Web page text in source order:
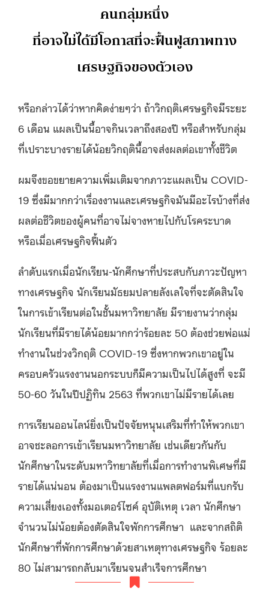
คนกลุ่มหนึ่ง
ที่อาจไม่ได้มีโอกาสที่จะฟื้นฟูสภาพทาง
เศรษฐกิจของตัวเอง
หรือกล่าวได้ว่าหากคิดง่ายๆว่า ถ้าวิกฤติเศรษฐกิจมีระยะ
6 เดือน แผลเป็นนี้อาจกินเวลาถึงสองปี หรือสำหรับกลุ่ม
ที่เปราะบางรายได้น้อยวิกฤตินี้อาจส่งผลต่อเขาทั้งชีวิต
ผมจึงขอขยายความเพิ่มเติมจากภาวะแผลเป็น COVID-
19 ซึ่งมีมากกว่าเรื่องงานและเศรษฐกิจมันมีอะไรบ้างที่ส่ง
ผลต่อชีวิตของผู้คนที่อาจไม่จางหายไปกับโรคระบาด
หรือเมื่อเศรษฐกิจฟื้นตัว
ลำดับแรกเมื่อนักเรียน-นักศึกษาที่ประสบกับภาวะปัญหา
ทางเศรษฐกิจ นักเรียนมัธยมปลายลังเลใจที่จะตัดสินใจ
ในการเข้าเรียนต่อในชั้นมหาวิทยาลัย มีรายงานว่ากลุ่ม
นักเรียนที่มีรายได้น้อยมากกว่าร้อยละ 50 ต้องช่วยพ่อแม่
ทำงานในช่วงวิกฤติ COVID-19 ซึ่งหากพวกเขาอยู่ใน
ครอบครัวแรงงานนอกระบบก็มีความเป็นไปได้สูงที่ จะมี
50-60 วันในปีปฏิทิน 2563 ที่พวกเขาไม่มีรายได้เลย
การเรียนออนไลน์ยิ่งเป็นปัจจัยหนุนเสริมที่ทำให้พวกเขา
อาจชะลอการเข้าเรียนมหาวิทยาลัย เช่นเดียวกันกับ
นักศึกษาในระดับมหาวิทยาลัยที่เมื่อการทำงานพิเศษที่มี
รายได้แน่นอน ต้องมาเป็นแรงงานแพลตฟอร์มที่แบกรับ
ความเสี่ยงเองทั้งมอเตอร์ไซค์ อุบัติเหตุ เวลา นักศึกษา
จำนวนไม่น้อยต้องตัดสินใจพักการศึกษา และจากสถิติ
นักศึกษาที่พักการศึกษาด้วยสาเหตุทางเศรษฐกิจ ร้อยละ
80 ไม่สามารถกลับมาเรียนจนสำเร็จการศึกษา